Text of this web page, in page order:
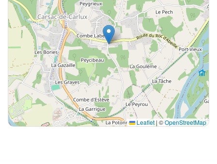
Leaflet | ©OpenStreetMap